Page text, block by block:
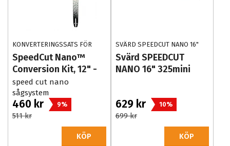
KONVERTERINGSSATS FÖR
HUSQVARNA SVÄRD 30 CM
SpeedCut Nano™
Conversion Kit, 12" -
Husqvarna T536LiXP
speed cut nano
sågsystem
460 kr 9%
511 kr
KÖP
SVÄRD SPEEDCUT NANO 16"
325MINI 1,1MM
Svärd SPEEDCUT
NANO 16" 325mini
629 kr 10%
699 kr
KÖP